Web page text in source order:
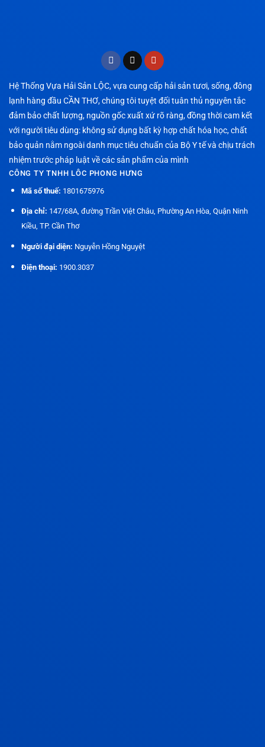
Hệ Thống Vựa Hải Sản LỘC, vựa cung cấp hải sản tươi, sống, đông
lạnh hàng đầu CẦN THƠ, chúng tôi tuyệt đối tuân thủ nguyên tắc
đảm bảo chất lượng, nguồn gốc xuất xứ rõ ràng, đồng thời cam kết
với người tiêu dùng: không sử dụng bất kỳ hợp chất hóa học, chất
bảo quản nằm ngoài danh mục tiêu chuẩn của Bộ Y tế và chịu trách
nhiệm trước pháp luật về các sản phẩm của mình
CÔNG TY TNHH LÔC PHONG HƯNG
Mã số thuế: 1801675976
Địa chỉ: 147/68A, đường Trần Việt Châu, Phường An Hòa, Quận Ninh
Kiều, TP. Cần Thơ
Người đại diện: Nguyễn Hồng Nguyệt
Điện thoại: 1900.3037